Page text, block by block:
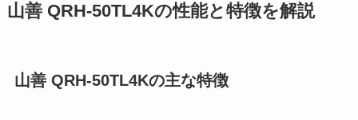
山善 QRH-50TL4Kの性能と特徴を解説
山善 QRH-50TL4Kの主な特徴